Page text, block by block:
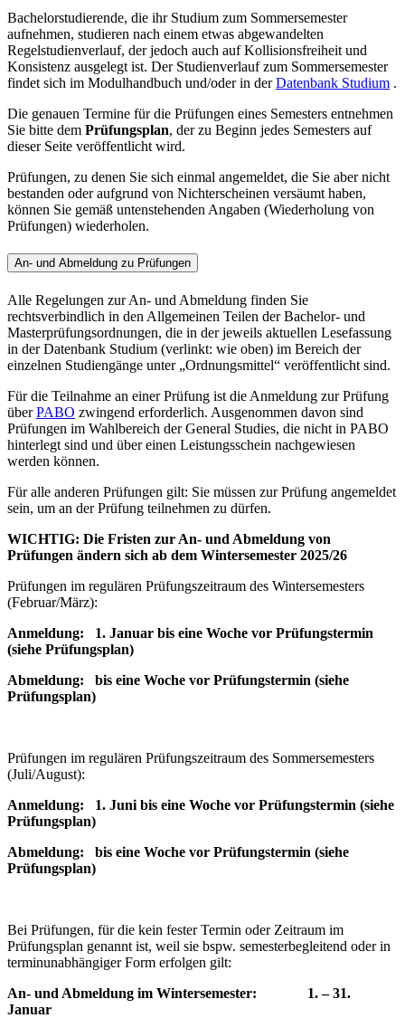
Bachelorstudierende, die ihr Studium zum Sommersemester
aufnehmen, studieren nach einem etwas abgewandelten
Regelstudienverlauf, der jedoch auch auf Kollisionsfreiheit und
Konsistenz ausgelegt ist. Der Studienverlauf zum Sommersemester
findet sich im Modulhandbuch und/oder in derDatenbank Studium .
Die genauen Termine für die Prüfungen eines Semesters entnehmen
Sie bitte dem Prüfungsplan, der zu Beginn jedes Semesters auf
dieser Seite veröffentlicht wird.
Prüfungen, zu denen Sie sich einmal angemeldet, die Sie aber nicht
bestanden oder aufgrund von Nichterscheinen versäumt haben,
können Sie gemäß untenstehenden Angaben (Wiederholung von
Prüfungen) wiederholen.
An- und Abmeldung zu Prüfungen
Alle Regelungen zur An- und Abmeldung finden Sie
rechtsverbindlich in den Allgemeinen Teilen der Bachelor- und
Masterprüfungsordnungen, die in der jeweils aktuellen Lesefassung
in der Datenbank Studium (verlinkt: wie oben) im Bereich der
einzelnen Studiengänge unter „Ordnungsmittel“ veröffentlicht sind.
Für die Teilnahme an einer Prüfung ist die Anmeldung zur Prüfung
überPABO zwingend erforderlich. Ausgenommen davon sind
Prüfungen im Wahlbereich der General Studies, die nicht in PABO
hinterlegt sind und über einen Leistungsschein nachgewiesen
werden können.
Für alle anderen Prüfungen gilt: Sie müssen zur Prüfung angemeldet
sein, um an der Prüfung teilnehmen zu dürfen.
WICHTIG: Die Fristen zur An- und Abmeldung von
Prüfungen ändern sich ab dem Wintersemester 2025/26
Prüfungen im regulären Prüfungszeitraum des Wintersemesters
(Februar/März):
Anmeldung: 1. Januar bis eine Woche vor Prüfungstermin
(siehe Prüfungsplan)
Abmeldung: bis eine Woche vor Prüfungstermin (siehe
Prüfungsplan)
Prüfungen im regulären Prüfungszeitraum des Sommersemesters
(Juli/August):
Anmeldung: 1. Juni bis eine Woche vor Prüfungstermin (siehe
Prüfungsplan)
Abmeldung: bis eine Woche vor Prüfungstermin (siehe
Prüfungsplan)
Bei Prüfungen, für die kein fester Termin oder Zeitraum im
Prüfungsplan genannt ist, weil sie bspw. semesterbegleitend oder in
terminunabhängiger Form erfolgen gilt:
An- und Abmeldung im Wintersemester: 1. – 31.
Januar